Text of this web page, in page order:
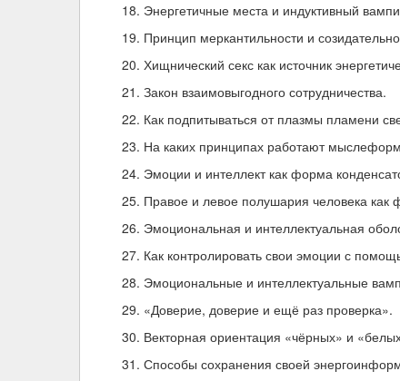
Энергетичные места и индуктивный
Принцип меркантильности и
Хищнический секс как источник
Закон взаимовыгодного сотрудничества.
Как подпитываться от плазмы пламени
На каких принципах работают
Эмоции и интеллект как форма
Правое и левое полушария человека как
Эмоциональная и интеллектуальная
Как контролировать свои эмоции с
Эмоциональные и интеллектуальные
«Доверие, доверие и ещё раз проверка».
Векторная ориентация «чёрных» и
Способы сохранения своей